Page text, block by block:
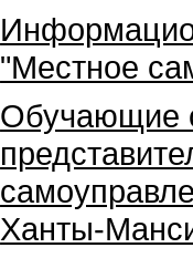
"Местное
Обучающие
Ханты-